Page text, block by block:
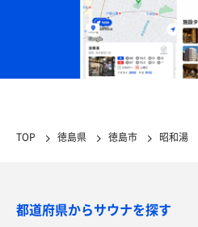
TOP 徳島県 徳島市 昭和湯
都道府県からサウナを探す